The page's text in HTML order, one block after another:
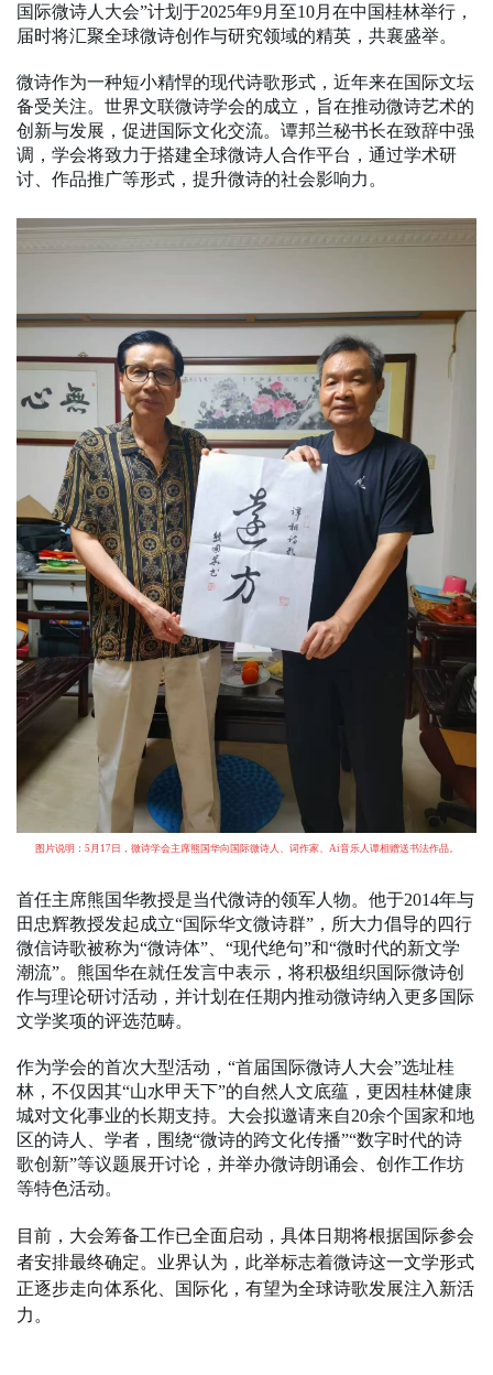
国际微诗人大会”计划于2025年9月至10月在中国桂林举行，
届时将汇聚全球微诗创作与研究领域的精英，共襄盛举。
微诗作为一种短小精悍的现代诗歌形式，近年来在国际文坛
备受关注。世界文联微诗学会的成立，旨在推动微诗艺术的
创新与发展，促进国际文化交流。谭邦兰秘书长在致辞中强
调，学会将致力于搭建全球微诗人合作平台，通过学术研
讨、作品推广等形式，提升微诗的社会影响力。
图片说明：5月17日，微诗学会主席熊国华向国际微诗人、词作家、Ai音乐人谭相赠送书法作品。
首任主席熊国华教授是当代微诗的领军人物。他于2014年与
田忠辉教授发起成立“国际华文微诗群”，所大力倡导的四行
微信诗歌被称为“微诗体”、“现代绝句”和“微时代的新文学
潮流”。熊国华在就任发言中表示，将积极组织国际微诗创
作与理论研讨活动，并计划在任期内推动微诗纳入更多国际
文学奖项的评选范畴。
作为学会的首次大型活动，“首届国际微诗人大会”选址桂
林，不仅因其“山水甲天下”的自然人文底蕴，更因桂林健康
城对文化事业的长期支持。大会拟邀请来自20余个国家和地
区的诗人、学者，围绕“微诗的跨文化传播”“数字时代的诗
歌创新”等议题展开讨论，并举办微诗朗诵会、创作工作坊
等特色活动。
目前，大会筹备工作已全面启动，具体日期将根据国际参会
者安排最终确定。业界认为，此举标志着微诗这一文学形式
正逐步走向体系化、国际化，有望为全球诗歌发展注入新活
力。